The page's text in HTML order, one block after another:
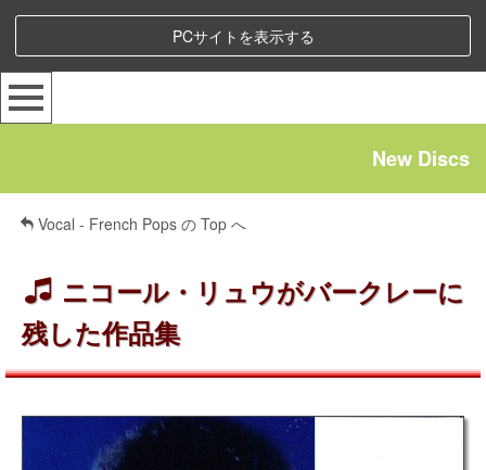
PCサイトを表示する
New Discs
Vocal - French Pops の Top へ
ニコール・リュウがバークレーに
残した作品集